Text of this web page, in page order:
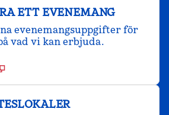
ETT EVENEMANG
evenemangsuppgifter för
vad vi kan erbjuda.